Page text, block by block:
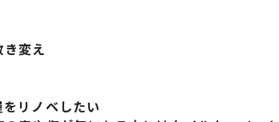
変え
リノベしたい